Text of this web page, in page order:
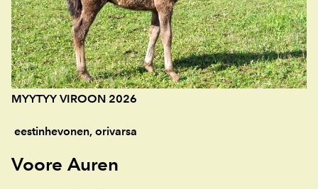
MYYTYY VIROON 2026
eestinhevonen, orivarsa
Voore Auren